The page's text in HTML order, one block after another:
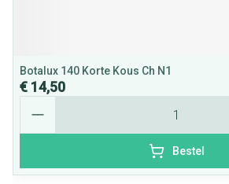
Botalux 140 Korte Kous Ch N1
€ 14,50
Bestel